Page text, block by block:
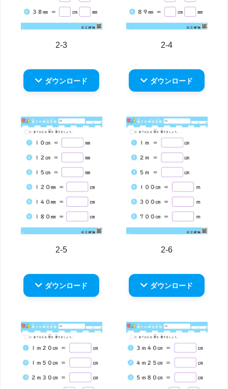
2-3
ダウンロード
2-4
ダウンロード
2-5
ダウンロード
2-6
ダウンロード